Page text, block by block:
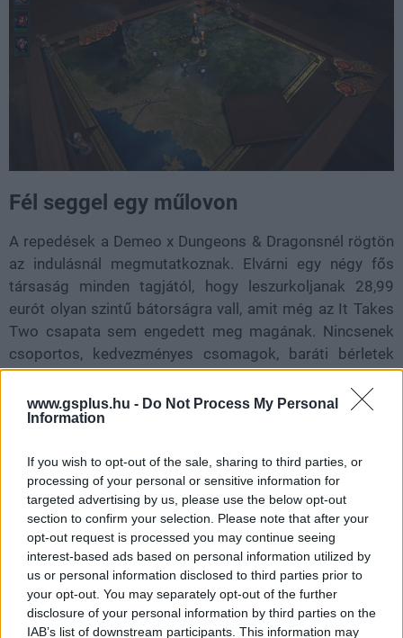
www.gsplus.hu - Do Not Process My Personal
Information
If you wish to opt-out of the sale, sharing to third parties, or
processing of your personal or sensitive information for
targeted advertising by us, please use the below opt-out
section to confirm your selection. Please note that after your
opt-out request is processed you may continue seeing
interest-based ads based on personal information utilized by
us or personal information disclosed to third parties prior to
your opt-out. You may separately opt-out of the further
disclosure of your personal information by third parties on the
IAB’s list of downstream participants. This information may
Fél seggel egy műlovon
A repedések a Demeo x Dungeons & Dragonsnél rögtön
az indulásnál megmutatkoznak. Elvárni egy négy fős
társaság minden tagjától, hogy leszurkoljanak 28,99
eurót olyan szintű bátorságra vall, amit még az It Takes
Two csapata sem engedett meg magának. Nincsenek
csoportos, kedvezményes csomagok, baráti bérletek
vagy bármi más (még helyi mókázásra sincs lehetőség,
ami keserűen vicces egy D&D játéknál), de még ha
sikerül is összeszervezni és beszerezni a példányokat (a
karakterkészítő fog sokakat cserben hagyni. Azt még
elengedi az ember, hogy az ötödik kiadás PHB-jából
csak 6 kasztot tudtak átemelni (Paladin, Sorcerer, Rogue,
Ranger, Fighter, Bard), de a játszható karaktereknek nem
választhatunk származást, nemet, hátteret,
képességkészletet, semmit. Ahogy szinteznek a hőseink
úgy lehetőségünk lesz választani nekik perket, de nagyon
messze vagyunk a D&D featjeinek komplexitásától vagy